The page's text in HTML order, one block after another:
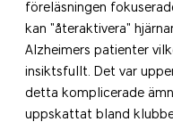
föreläsningen
kan "återaktivera"
Alzheimers patienter
insiktsfullt. Det var
detta komplicerade
uppskattat bland